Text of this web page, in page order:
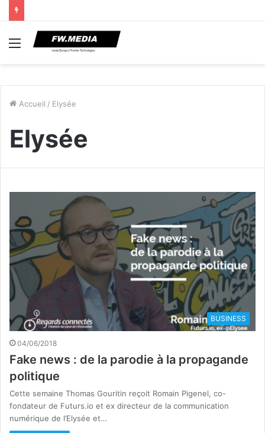
Menu
Accueil / Elysée
Elysée
BUSINESS
04/06/2018
Fake news : de la parodie à la propagande
politique
Cette semaine Thomas Gouritin reçoit Romain Pigenel, co-
fondateur de Futurs.io et ex directeur de la communication
numérique de l’Elysée et…